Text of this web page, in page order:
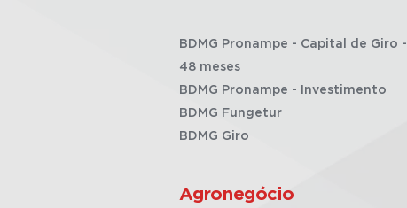
BDMG Pronampe - Capital de Giro -
48 meses
BDMG Pronampe - Investimento
BDMG Fungetur
BDMG Giro
Agronegócio